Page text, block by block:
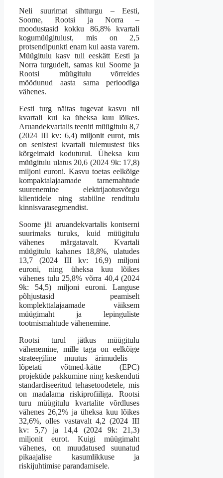
Neli suurimat sihtturgu – Eesti,
Soome, Rootsi ja Norra –
moodustasid kokku 86,8% kvartali
kogumüügitulust, mis on 2,5
protsendipunkti enam kui aasta varem.
Müügitulu kasv tuli eeskätt Eesti ja
Norra turgudelt, samas kui Soome ja
Rootsi müügitulu võrreldes
möödunud aasta sama perioodiga
vähenes.
Eesti turg näitas tugevat kasvu nii
kvartali kui ka üheksa kuu lõikes.
Aruandekvartalis teeniti müügitulu 8,7
(2024 III kv: 6,4) miljonit eurot, mis
on senistest kvartali tulemustest üks
kõrgeimaid koduturul. Üheksa kuu
müügitulu ulatus 20,6 (2024 9k: 17,8)
miljoni euroni. Kasvu toetas eelkõige
kompaktalajaamade tarnemahtude
suurenemine elektrijaotusvõrgu
klientidele ning stabiilne renditulu
kinnisvarasegmendist.
Soome jäi aruandekvartalis kontserni
suurimaks turuks, kuid müügitulu
vähenes märgatavalt. Kvartali
müügitulu kahanes 18,8%, ulatudes
13,7 (2024 III kv: 16,9) miljoni
euroni, ning üheksa kuu lõikes
vähenes tulu 25,8% võrra 40,4 (2024
9k: 54,5) miljoni euroni. Languse
põhjustasid peamiselt
komplekttalajaamade väiksem
müügimaht ja lepinguliste
tootmismahtude vähenemine.
Rootsi turul jätkus müügitulu
vähenemine, mille taga on eelkõige
strateegiline muutus ärimudelis –
lõpetati võtmed-kätte (EPC)
projektide pakkumine ning keskenduti
standardiseeritud tehasetoodetele, mis
on madalama riskiprofiiliga. Rootsi
turu müügitulu kvartalite võrdluses
vähenes 26,2% ja üheksa kuu lõikes
32,6%, olles vastavalt 4,2 (2024 III
kv: 5,7) ja 14,4 (2024 9k: 21,3)
miljonit eurot. Kuigi müügimaht
vähenes, on muudatused suunatud
pikaajalise kasumlikkuse ja
riskijuhtimise parandamisele.